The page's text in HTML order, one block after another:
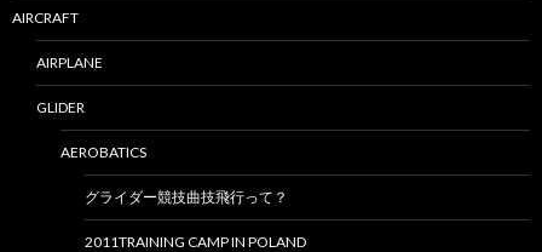
AIRCRAFT
AIRPLANE
GLIDER
AEROBATICS
グライダー競技曲技飛行って？
2011TRAINING CAMP IN POLAND